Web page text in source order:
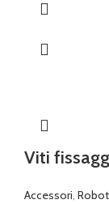
Viti
Accessori,